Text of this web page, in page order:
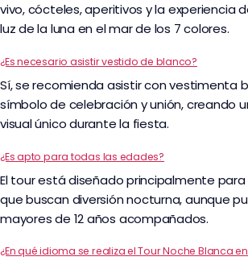
vivo, cócteles, aperitivos y la experiencia
luz de la luna en el mar de los 7 colores.
¿Es necesario asistir vestido de blanco?
Sí, se recomienda asistir con vestimenta
símbolo de celebración y unión, creando
visual único durante la fiesta.
¿Es apto para todas las edades?
El tour está diseñado principalmente
que buscan diversión nocturna, aunque
mayores de 12 años acompañados.
¿En qué idioma se realiza el Tour Noche Blanca